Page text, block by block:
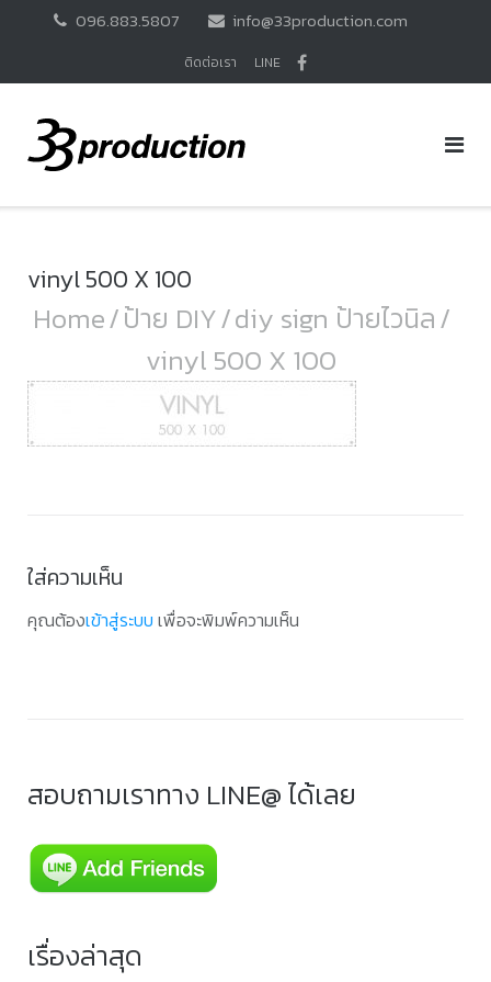
096.883.5807 info@33production.com
ติดต่อเรา LINE
vinyl 500 X 100
Home/ป้าย DIY/diy sign ป้ายไวนิล/
vinyl 500 X 100
ใส่ความเห็น
คุณต้องเข้าสู่ระบบ เพื่อจะพิมพ์ความเห็น
สอบถามเราทาง LINE@ ได้เลย
เรื่องล่าสุด